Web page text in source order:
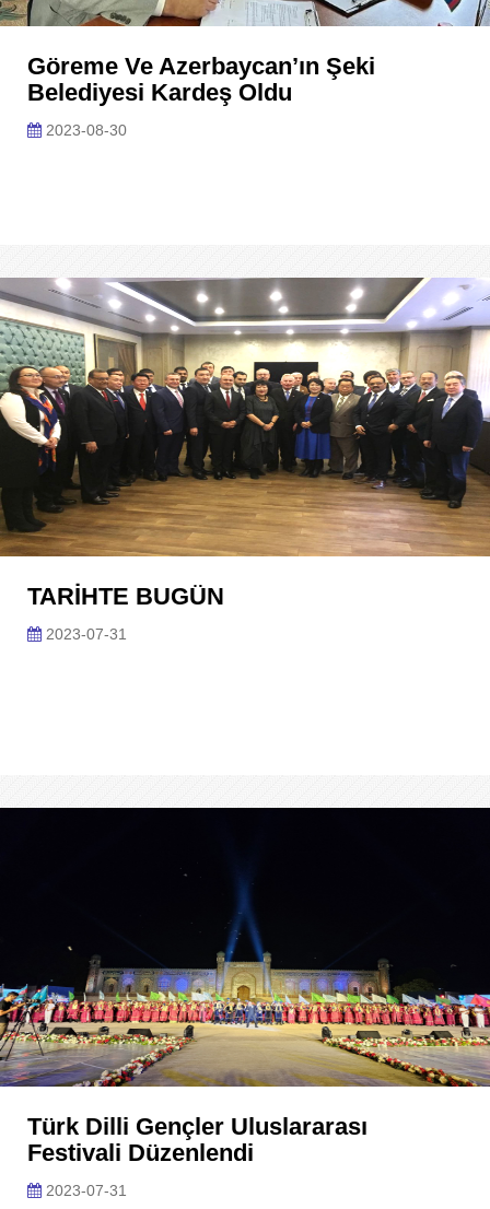
Göreme Ve Azerbaycan’ın Şeki
Belediyesi Kardeş Oldu
2023-08-30
TARİHTE BUGÜN
2023-07-31
Türk Dilli Gençler Uluslararası
Festivali Düzenlendi
2023-07-31